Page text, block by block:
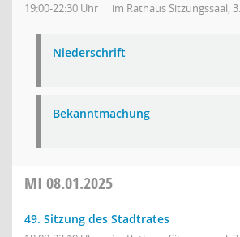
19:00-22:30 Uhr im Rathaus Sitzungssaal,
Niederschrift
Bekanntmachung
MI 08.01.2025
49. Sitzung des Stadtrates